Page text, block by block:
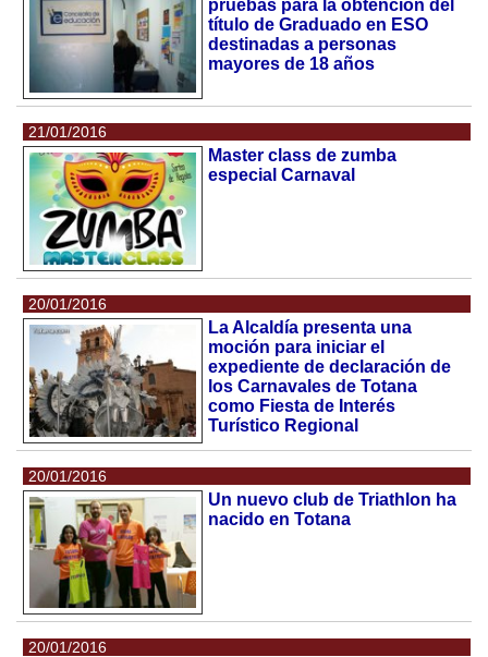
pruebas para la obtención del
título de Graduado en ESO
destinadas a personas
mayores de 18 años
21/01/2016
Master class de zumba
especial Carnaval
20/01/2016
La Alcaldía presenta una
moción para iniciar el
expediente de declaración de
los Carnavales de Totana
como Fiesta de Interés
Turístico Regional
20/01/2016
Un nuevo club de Triathlon ha
nacido en Totana
20/01/2016